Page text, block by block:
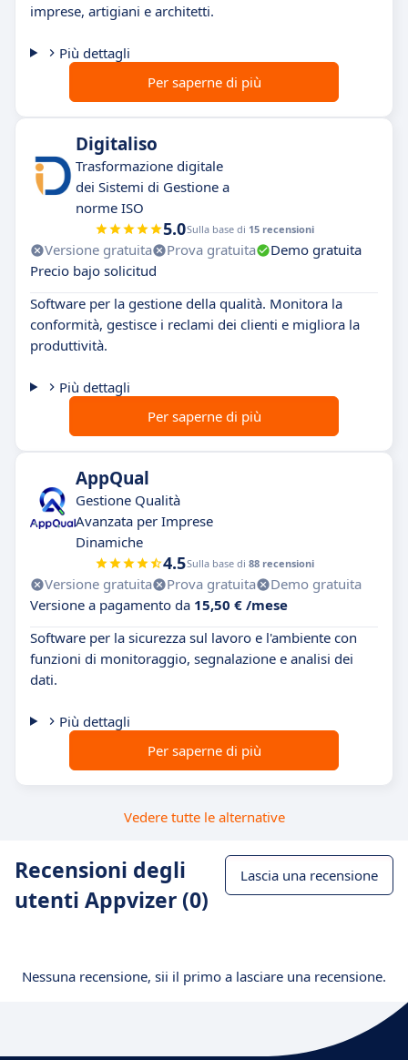
imprese, artigiani e architetti.
Più dettagli
Per saperne di più
Digitaliso
Trasformazione digitale
dei Sistemi di Gestione a
norme ISO
5.0Sulla base di 15 recensioni
Versione gratuita Prova gratuita
Demo gratuita
Precio bajo solicitud
Software per la gestione della qualità. Monitora la
conformità, gestisce i reclami dei clienti e migliora la
produttività.
Più dettagli
Per saperne di più
AppQual
Gestione Qualità
Avanzata per Imprese
Dinamiche
4.5Sulla base di 88 recensioni
Versione gratuita Prova gratuita
Demo gratuita
Versione a pagamento da 15,50 € /mese
Software per la sicurezza sul lavoro e l'ambiente con
funzioni di monitoraggio, segnalazione e analisi dei
dati.
Più dettagli
Per saperne di più
Vedere tutte le alternative
Recensioni degli
utenti Appvizer (0)
Lascia una recensione
Nessuna recensione, sii il primo a lasciare una recensione.